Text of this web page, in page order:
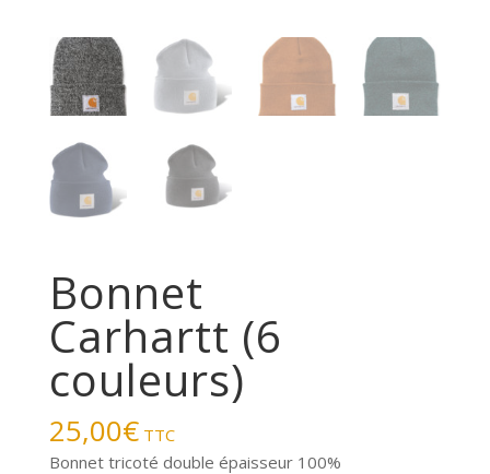
Bonnet
Carhartt (6
couleurs)
25,00€ TTC
Bonnet tricoté double épaisseur 100%